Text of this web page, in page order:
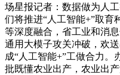
场星报记者：数据做为人
们将推进“人工智能+”取育
等深度融合，省工业和消
通用大模子攻关冲破，欢
成“人工智能+”工做合力。
批既懂农业出产，农业出